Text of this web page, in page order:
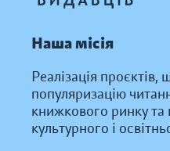
Наша місія
Реалізація
популяризацію
книжкового ринку та
культурного і